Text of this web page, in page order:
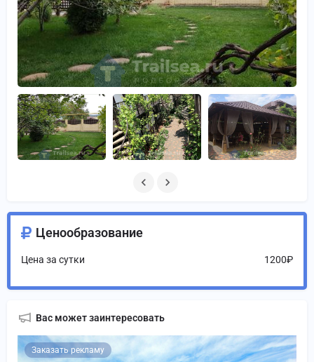
Ценообразование
Цена за сутки 1200₽
Вас может заинтересовать
Заказать рекламу